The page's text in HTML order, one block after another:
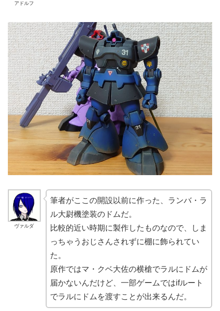
アドルフ
ヴァルダ
筆者がここの開設以前に作った、ランバ・ラ
ル大尉機塗装のドムだ。
比較的近い時期に製作したものなので、しま
っちゃうおじさんされずに棚に飾られてい
た。
原作ではマ・クベ大佐の横槍でラルにドムが
届かないんだけど、一部ゲームではifルート
でラルにドムを渡すことが出来るんだ。